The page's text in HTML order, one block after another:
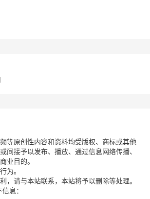
等原创性内容和资料均受版权、商标或其他
间接予以发布、播放、通过信息网络传播、
业目的。
为。
，请与本站联系，本站将予以删除等处理。
息：